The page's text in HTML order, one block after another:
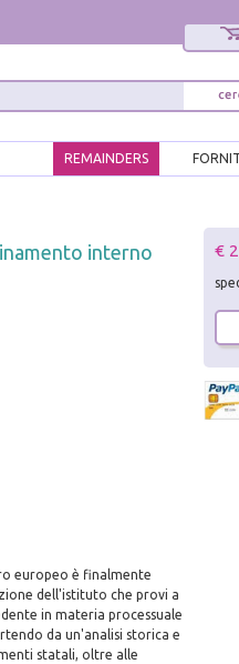
REMAINDERS
interno
europeo è finalmente
dell'istituto che provi a
in materia processuale
da un'analisi storica e
statali, oltre alle
€
Interessato ai
Sarai informato
comunque
modulo di